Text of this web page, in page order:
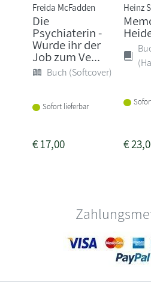
Freida McFadden
Die
Psychiaterin -
Wurde ihr der
Job zum Ve...
Buch (Softcover)
Sofort lieferbar
€17,00
Heinz
€